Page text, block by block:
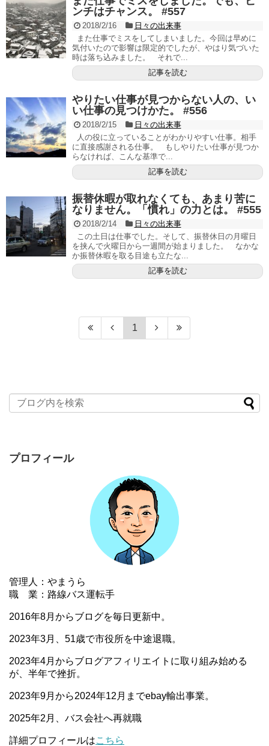
ンチはチャンス。 #557
2018/2/16
日々の出来事
また仕事でミスをしてしまいました。今回は早めに
気付いたので影響は限定的でしたが、やはり気づいた
時は落ち込みました。 それで...
記事を読む
やりたい仕事が見つからない人の、い
い仕事の見つけかた。 #556
2018/2/15
日々の出来事
人の役に立っていることがわかりやすい仕事。相手
に直接感謝される仕事。 もしやりたい仕事が見つか
らなければ、こんな基準で...
記事を読む
振替休暇が取れなくても、あまり苦に
なりません。「慣れ」の力とは。 #555
2018/2/14
日々の出来事
この土日は仕事でした。そして、振替休日の月曜日
を挟んで火曜日から一週間が始まりました。 なかな
か振替休暇を取る目途も立たな...
記事を読む
1
プロフィール
管理人：やまうら
職 業：路線バス運転手
2016年8月からブログを毎日更新中。
2023年3月、51歳で市役所を中途退職。
2023年4月からブログアフィリエイトに取り組み始める
が、半年で挫折。
2023年9月から2024年12月までebay輸出事業。
2025年2月、バス会社へ再就職
詳細プロフィールはこちら